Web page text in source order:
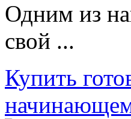
Одним из
свой ...
Купить